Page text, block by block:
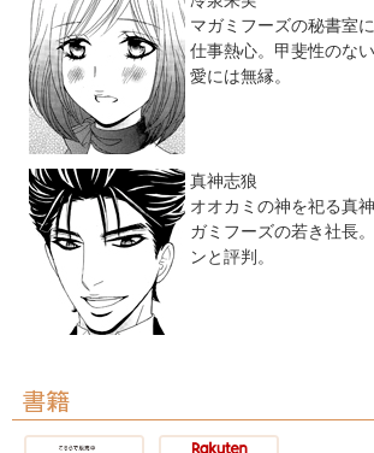
マガミフーズの秘書室
仕事熱心。甲斐性のな
愛には無縁。
真神志狼
オオカミの神を祀る真
ガミフーズの若き社長
ンと評判。
書籍